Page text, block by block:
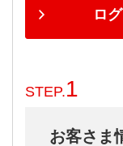
ロ
STEP.1
お客さま